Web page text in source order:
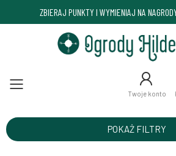
ZBIERAJ PUNKTY I WYMIENIAJ NA
Menu Twoje konto
POKAŻ FILTRY